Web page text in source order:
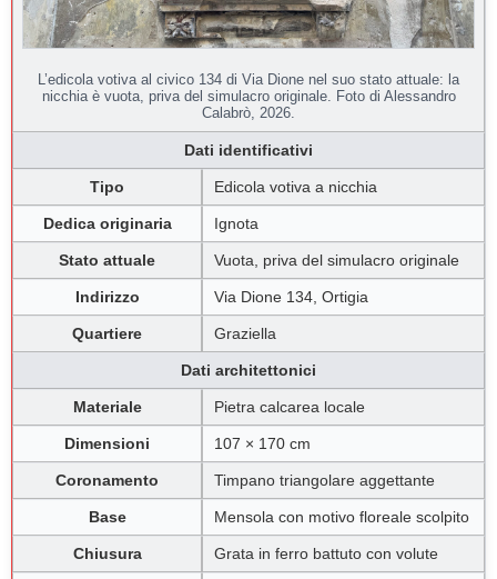
L’edicola votiva al civico 134 di Via Dione nel suo stato attuale: la
nicchia è vuota, priva del simulacro originale. Foto di Alessandro
Calabrò, 2026.
Dati identificativi
Tipo Edicola votiva a nicchia
Dedica originaria Ignota
Stato attuale Vuota, priva del simulacro originale
Indirizzo Via Dione 134, Ortigia
Quartiere Graziella
Dati architettonici
Materiale Pietra calcarea locale
Dimensioni 107 × 170 cm
Coronamento Timpano triangolare aggettante
Base Mensola con motivo floreale scolpito
Chiusura Grata in ferro battuto con volute